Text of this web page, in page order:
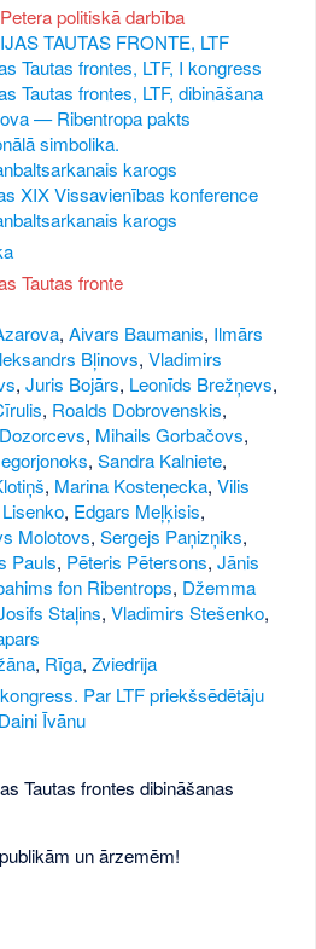
politiskā darbība
TAUTAS FRONTE, LTF
Tautas frontes, LTF, I kongress
Tautas frontes, LTF, dibināšana
— Ribentropa pakts
simbolika.
karogs
XIX Vissavienības konference
karogs
Tautas fronte
,Aivars Baumanis, Ilmārs
Bļinovs,Vladimirs
,Juris Bojārs, Leonīds Brežņevs,
, Roalds Dobrovenskis,
, Mihails Gorbačovs,
,Sandra Kalniete,
, Marina Kosteņecka,Vilis
Lisenko, Edgars Meļķisis,
Molotovs,Sergejs Paņizņiks,
Pauls, Pēteris Pētersons,Jānis
fon Ribentrops, Džemma
Staļins,Vladimirs Stešenko,
, Rīga,Zviedrija
Par LTF priekšsēdētāju
Īvānu
Tautas frontes dibināšanas
un ārzemēm!